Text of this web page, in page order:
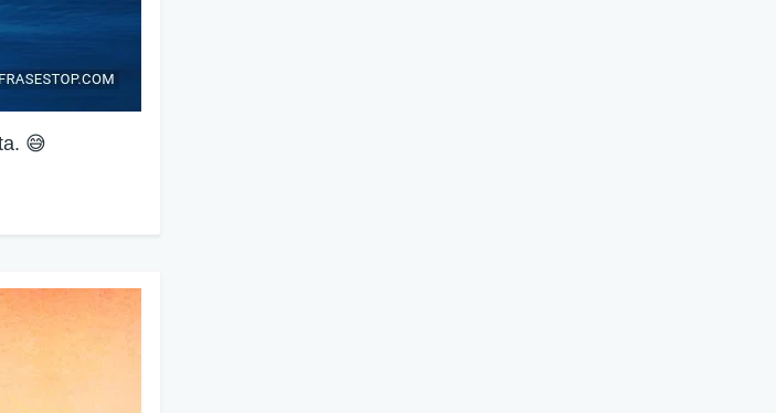
😅